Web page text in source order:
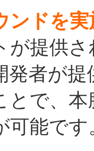
ンドを
が提供
発者が
とで、
可能です